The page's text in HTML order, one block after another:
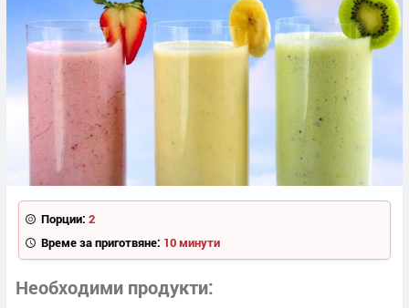
Порции: 2
Време за приготвяне: 10 минути
Необходими продукти